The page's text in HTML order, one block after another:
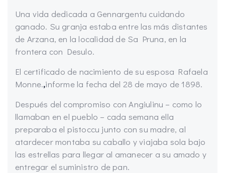
Una vida dedicada a Gennargentu cuidando
ganado. Su granja estaba entre las más distantes
de Arzana, en la localidad de Sa Pruna, en la
frontera con Desulo.
El certificado de nacimiento de su esposa Rafaela
Monne.,informe la fecha del 28 de mayo de 1898.
Después del compromiso con Angiulinu – como lo
llamaban en el pueblo – cada semana ella
preparaba el pistoccu junto con su madre, al
atardecer montaba su caballo y viajaba sola bajo
las estrellas para llegar al amanecer a su amado y
entregar el suministro de pan.